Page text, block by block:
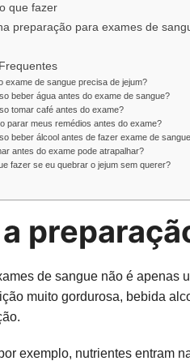
que fazer
preparação para exames de
exame de sangue precisa de jejum?
beber água antes do exame de sangue?
tomar café antes do exame?
parar meus remédios antes do exame?
beber álcool antes de fazer exame de
antes do exame pode atrapalhar?
fazer se eu quebrar o jejum sem querer?
de sangue não é apenas
muito gordurosa, bebida
exemplo, nutrientes entram